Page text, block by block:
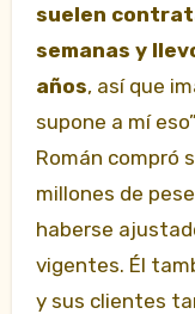
suelen
semanas y
años, así que
supone a mí
Román compró
millones de
haberse
vigentes. Él
y sus clientes